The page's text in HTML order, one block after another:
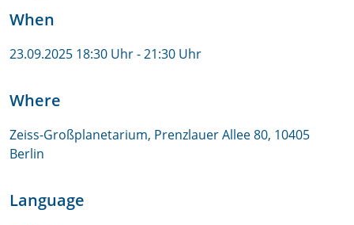
When
23.09.2025 18:30 Uhr- 21:30 Uhr
Where
Zeiss-Großplanetarium, Prenzlauer Allee 80, 10405
Berlin
Language